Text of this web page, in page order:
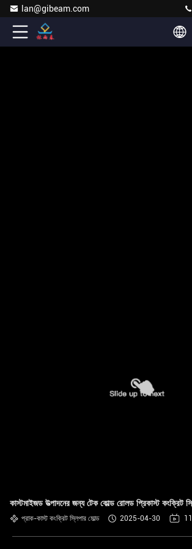
lan@gibeam.com
কাস্টমাইজড উত্পাদনের জন্য টেক কোল্ড রোলড প্রিকাস্ট কংক্রিট
প্রাক-কাস্ট কংক্রিট স্লিপার মোল্ড 2025-04-30